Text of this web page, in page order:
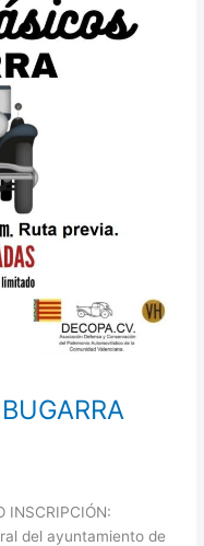
INSCRIPCIÓN:
del ayuntamiento de